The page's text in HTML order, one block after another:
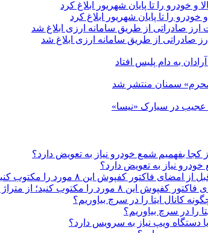
را تا پایان شهریور ابلاغ کرد
از طریق سامانه ارزی ابلاغ شد
به دام پلیس افتاد
سمنان منتشر شد
در سیارک «نیسا»
از کجا بفهمیم شمع خودرو نیاز به تعویض دارد؟
خودرو نیاز به تعویض دارد؟
از امضای فاکتور کفپوش این ۸ مورد را مکتوب کنید؛ از متراژ پرت تا ضمانت نصب
۸ مورد را مکتوب کنید؛ از متراژ پرت تا ضمانت نصب
کانال ایتا را در سرچ بیاوریم؟
را در سرچ بیاوریم؟
آیا دستگاه ویپ نیاز به سرویس دارد؟